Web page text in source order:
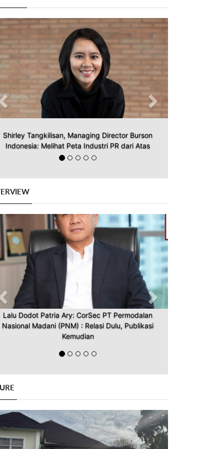
Shirley Tangkilisan, Managing Director Burson
Indonesia: Melihat Peta Industri PR dari Atas
Previous Next
Lalu Dodot Patria Ary: CorSec PT Permodalan
Nasional Madani (PNM) : Relasi Dulu, Publikasi
Kemudian
Previous Next
Previous Next